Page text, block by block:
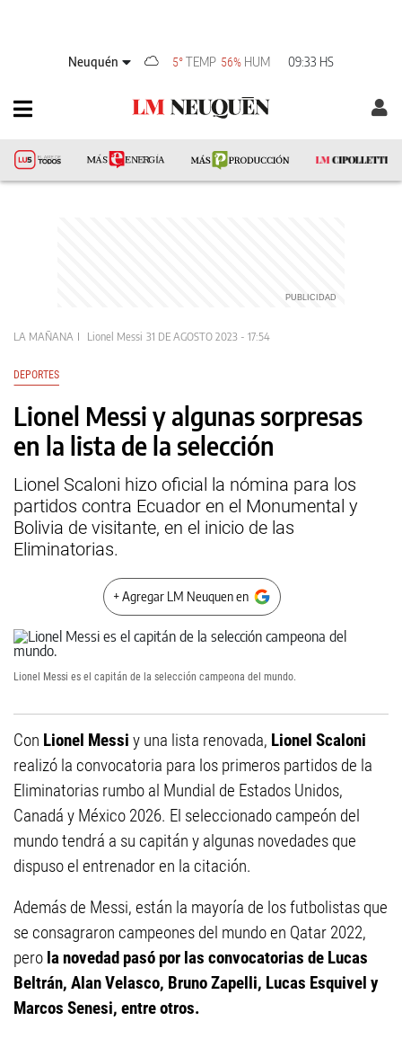
Neuquén 5°TEMP 56% HUM 09:33 HS
LA MAÑANA Lionel Messi 31 DE AGOSTO 2023 - 17:54
DEPORTES
Lionel Messi y algunas sorpresas
en la lista de la selección
Lionel Scaloni hizo oficial la nómina para los
partidos contra Ecuador en el Monumental y
Bolivia de visitante, en el inicio de las
Eliminatorias.
+ Agregar LM Neuquen en
Lionel Messi es el capitán de la selección campeona del mundo.
Con Lionel Messi y una lista renovada, Lionel Scaloni
realizó la convocatoria para los primeros partidos de la
Eliminatorias rumbo al Mundial de Estados Unidos,
Canadá y México 2026. El seleccionado campeón del
mundo tendrá a su capitán y algunas novedades que
dispuso el entrenador en la citación.
Además de Messi, están la mayoría de los futbolistas que
se consagraron campeones del mundo en Qatar 2022,
pero la novedad pasó por las convocatorias de Lucas
Beltrán, Alan Velasco, Bruno Zapelli, Lucas Esquivel y
Marcos Senesi, entre otros.